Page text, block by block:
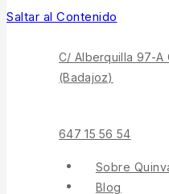
Saltar al Contenido
C/ Alberquilla 97-A
(Badajoz)
647 15 56 54
Sobre
Blog